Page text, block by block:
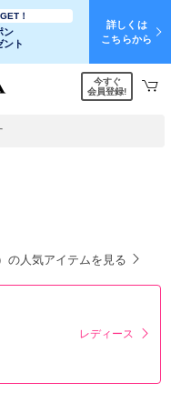
！
ン
ント
詳しくは
こちらから
今すぐ
会員登録!
の人気アイテムを見る
レディース